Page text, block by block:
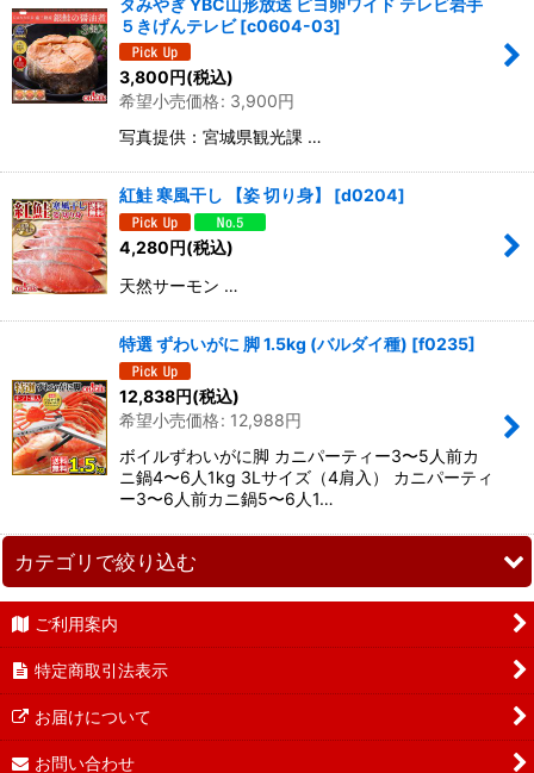
５きげんテレビ [c0604-03]
3,800円(税込)
希望小売価格: 3,900円
写真提供：宮城県観光課 …
紅鮭 寒風干し 【姿 切り身】 [d0204]
4,280円(税込)
天然サーモン …
特選 ずわいがに 脚 1.5kg (バルダイ種) [f0235]
12,838円(税込)
希望小売価格: 12,988円
ボイルずわいがに脚 カニパーティー3〜5人前カ
ニ鍋4〜6人1kg 3Lサイズ（4肩入） カニパーティ
ー3〜6人前カニ鍋5〜6人1…
カテゴリで絞り込む
冷凍かに脚
カニ缶詰
CANNED缶詰
ご利用案内
特定商取引法表示
お届けについて
お問い合わせ